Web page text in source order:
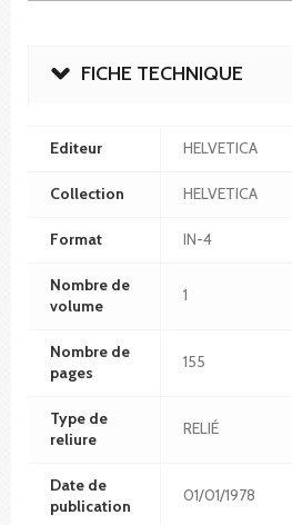
FICHE TECHNIQUE
Editeur HELVETICA
Collection HELVETICA
Format IN-4
Nombre de
volume
1
Nombre de
pages
155
Type de
reliure
RELIÉ
Date de
publication
01/01/1978